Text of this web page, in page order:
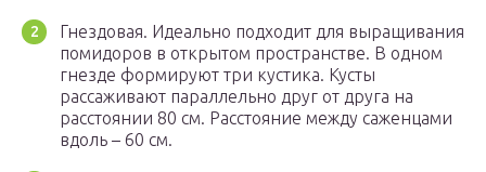
Гнездовая. Идеально подходит для выращивания
помидоров в открытом пространстве. В одном
гнезде формируют три кустика. Кусты
рассаживают параллельно друг от друга на
расстоянии 80 см. Расстояние между саженцами
вдоль – 60 см.